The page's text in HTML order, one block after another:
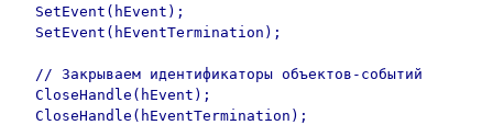
  SetEvent(hEvent);
  SetEvent(hEventTermination);
  // Закрываем идентификаторы объектов-событий
  CloseHandle(hEvent);
  CloseHandle(hEventTermination);